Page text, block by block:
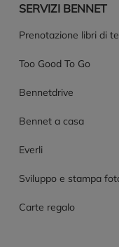
SERVIZI BENNET
Prenotazione libri di
Too Good To Go
Bennetdrive
Bennet a casa
Everli
Sviluppo e stampa
Carte regalo